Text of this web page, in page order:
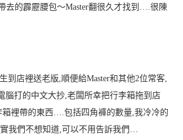
去的霹靂腰包～Master翻很久才找到….很陳
到店裡送老版,順便給Master和其他2位常客,
腦打的中文大抄,老闆所幸把行李箱拖到店
箱裡帶的東西….包括四角褲的數量,我冷冷的
我們不想知道,可以不用告訴我們…